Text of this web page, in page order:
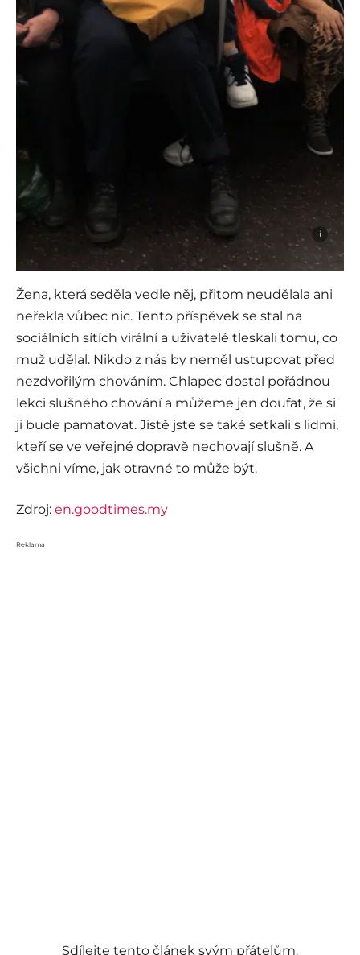
i
Žena, která seděla vedle něj, přitom neudělala ani
neřekla vůbec nic. Tento příspěvek se stal na
sociálních sítích virální a uživatelé tleskali tomu, co
muž udělal. Nikdo z nás by neměl ustupovat před
nezdvořilým chováním. Chlapec dostal pořádnou
lekci slušného chování a můžeme jen doufat, že si
ji bude pamatovat. Jistě jste se také setkali s lidmi,
kteří se ve veřejné dopravě nechovají slušně. A
všichni víme, jak otravné to může být.
Zdroj: en.goodtimes.my
Reklama
Sdílejte tento článek svým přátelům.